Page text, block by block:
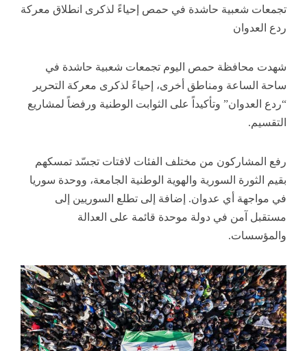
تجمعات شعبية حاشدة في حمص إحياءً لذكرى انطلاق معركة
ردع العدوان
شهدت محافظة حمص اليوم تجمعات شعبية حاشدة في
ساحة الساعة ومناطق أخرى، إحياءً لذكرى معركة التحرير
“ردع العدوان” وتأكيداً على الثوابت الوطنية ورفضاً لمشاريع
التقسيم.
رفع المشاركون من مختلف الفئات لافتات تجسّد تمسكهم
بقيم الثورة السورية والهوية الوطنية الجامعة، ووحدة سوريا
في مواجهة أي عدوان. إضافة إلى تطلع السوريين إلى
مستقبل آمن في دولة موحدة قائمة على العدالة
والمؤسسات.